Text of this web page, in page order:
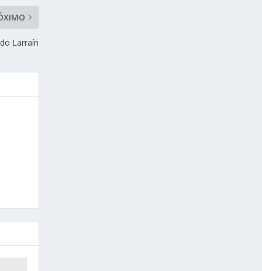
Larraín